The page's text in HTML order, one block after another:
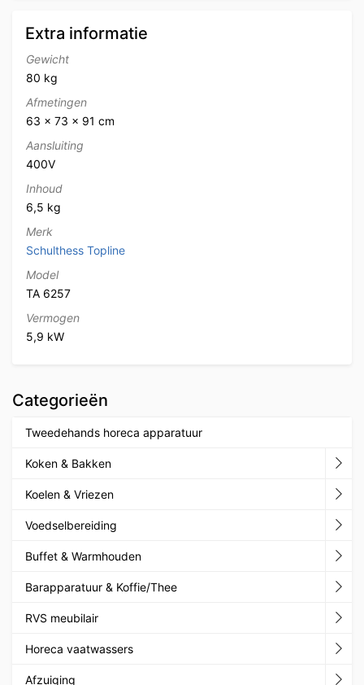
Extra informatie
Gewicht
80 kg
Afmetingen
63 × 73 × 91 cm
Aansluiting
400V
Inhoud
6,5 kg
Merk
Schulthess Topline
Model
TA 6257
Vermogen
5,9 kW
Categorieën
Tweedehands horeca apparatuur
Koken & Bakken
Koelen & Vriezen
Voedselbereiding
Buffet & Warmhouden
Barapparatuur & Koffie/Thee
RVS meubilair
Horeca vaatwassers
Afzuiging